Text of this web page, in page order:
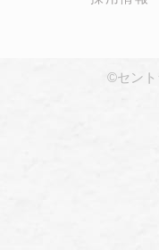
©セント